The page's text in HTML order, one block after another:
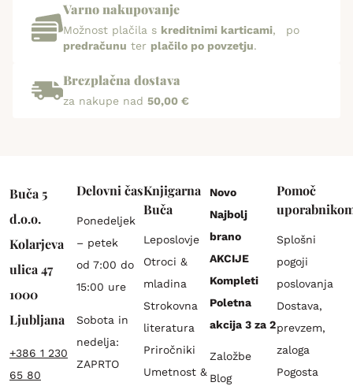
Varno nakupovanje
Možnost plačila s kreditnimi karticami, po
predračunu ter plačilo po povzetju.
Brezplačna dostava
za nakupe nad 50,00 €
Buča 5
d.o.o.
Kolarjeva
ulica 47
1000
Ljubljana
+386 1 230
65 80
Delovni čas
Ponedeljek
– petek
od 7:00 do
15:00 ure
Sobota in
nedelja:
ZAPRTO
Knjigarna
Buča
Leposlovje
Otroci &
mladina
Strokovna
literatura
Priročniki
Umetnost &
Novo
Najbolj
brano
AKCIJE
Kompleti
Poletna
akcija 3 za 2
Založbe
Blog
Pomoč
Splošni
pogoji
poslovanja
Dostava,
prevzem,
zaloga
Pogosta